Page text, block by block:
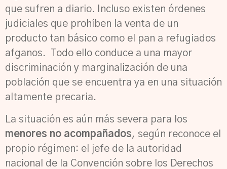
que sufren a diario. Incluso existen órdenes
judiciales que prohíben la venta de un
producto tan básico como el pan a refugiados
afganos. Todo ello conduce a una mayor
discriminación y marginalización de una
población que se encuentra ya en una situación
altamente precaria.
La situación es aún más severa para los
menores no acompañados, según reconoce el
propio régimen: el jefe de la autoridad
nacional de la Convención sobre los Derechos